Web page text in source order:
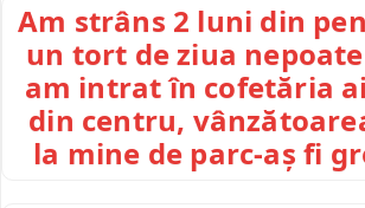
Am strâns 2 luni din
un tort de ziua
am intrat în cofetăria
din centru,
la mine de parc-aș fi